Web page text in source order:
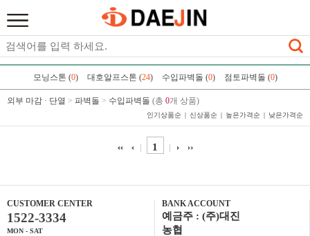
모닝스톤 (0) 대호알프스톤 (24) 수입파벽돌 (0) 점토파벽돌 (0)
외부 마감 · 단열 > 파벽돌 > 수입파벽돌 (총 0개 상품)
인기상품순 신상품순 높은가격순 낮은가격순
1
CUSTOMER CENTER
1522-3334
MON - SAT
BANK ACCOUNT
예금주 : (주)대진
농협